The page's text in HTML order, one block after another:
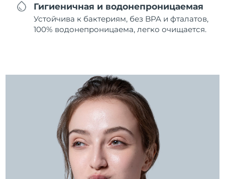
Гигиеничная и водонепроницаемая
Устойчива к бактериям, без BPA и фталатов,
100% водонепроницаема, легко очищается.